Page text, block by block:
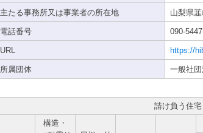
主たる事務所又は事業者の所在地 山梨県
電話番号 090-
URL https://
所属団体 一般社
請け負う住
構造・